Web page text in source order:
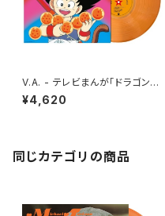
V.A. - テレビまんが「ドラゴンボ
ール」ヒット曲集 (クリアオレン
ジ・カラーヴァイナル仕様)(LP)
¥4,620
同じカテゴリの商品